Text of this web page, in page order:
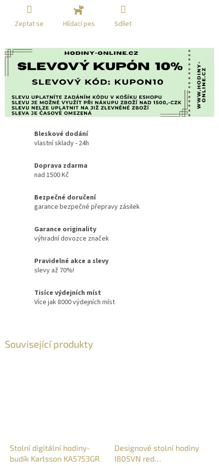
Zeptat se Hlídací pes Sdílet
Bleskové dodání
vlastní sklady - 24h
Doprava zdarma
nad 1500 Kč
Bezpečné doručení
garance bezpečné přepravy zásilek
Garance originality
výhradní dovozce značek
Pravidelné akce a slevy
slevy až 70%!
Tisíce výdejních míst
Více jak 8000 výdejních míst
Související produkty
Stolní digitální hodiny-
budík Karlsson KA5753GR
Designové stolní hodiny
I805VN red